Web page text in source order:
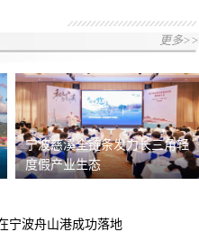
更多>>
宁波慈溪全链条发力长三角轻
度假产业生态
宁波舟山港成功落地